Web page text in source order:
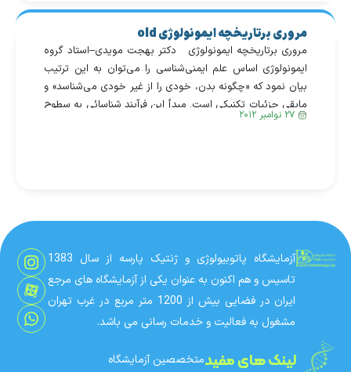
شناخته شده آن عبارتند از:
B.abortus (گاو) ،B.canis
(سگ) ، B.ovis (گوسفند)
، B.neotomae (موش) ،
B.suis (خوک). بروسلا
مروری برتاریخچه ایمونولوژی old
مروری برتاریخچه ایمونولوژی دكتر بهجت مویدی–استاد گروه
ایمونولوژی اساس علم ایمنی‌شناسی را می‌توان به این ترتیب
بیان نمود که «چگونه بدن، خودی را از غیر خودی می‌شناسد» و
مابقی جزئیات تکنیکی است. مبدأ این فرآیند شناسائی به سطوح
پائین‌تر حیات می‌رسد. به عنوان مثال رده‌های اسفنج که قرابت
۲۷ نوامبر ۲۰۱۲
آزمایشگاه پاتوبیولوژی و ژنتیک پارسه از سال 1383
تاسیس و هم اکنون به عنوان یکی از آزمایشگاه های مرجع
ایران در فضایی بیش از 1200 متر مربع در غرب تهران
مشغول به فعالیت و خدمات رسانی می باشد.
لینک های مفیدمتخصصین آزمایشگاه